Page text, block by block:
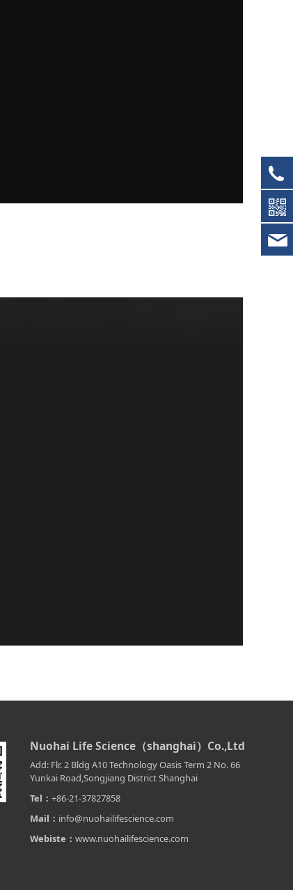
Nuohai Life Science（shanghai）Co.,Ltd
Add: Flr. 2 Bldg A10 Technology Oasis Term 2 No. 66
Yunkai Road,Songjiang District Shanghai
Tel：+86-21-37827858
Mail： info@nuohailifescience.com
Webiste：www.nuohailifescience.com